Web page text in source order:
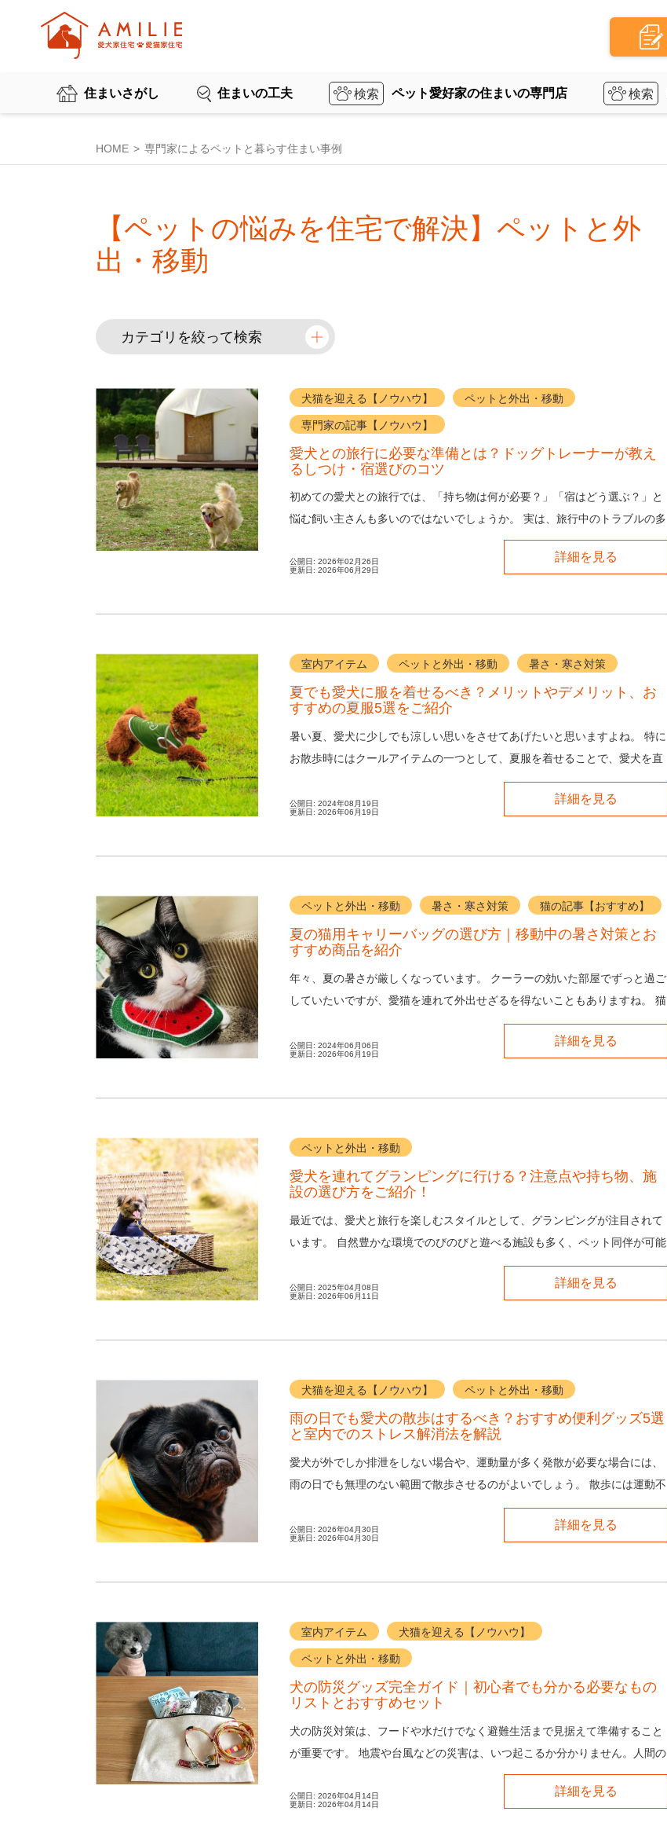
住まいさがし 住まいの工夫 ペット愛好家の住まいの専門店
HOME 専門家によるペットと暮らす住まい事例
【ペットの悩みを住宅で解決】ペットと外
出・移動
カテゴリを絞って検索
犬猫を迎える【ノウハウ】 ペットと外出・移動
専門家の記事【ノウハウ】
愛犬との旅行に必要な準備とは？ドッグトレーナーが教え
るしつけ・宿選びのコツ
初めての愛犬との旅行では、「持ち物は何が必要？」「宿はどう選ぶ？」と
悩む飼い主さんも多いのではないでしょうか。 実は、旅行中のトラブルの多
くは事前準備で防ぐことができます。持ち物や健康管理...
公開日: 2026年02月26日
更新日: 2026年06月29日
詳細を見る
室内アイテム ペットと外出・移動 暑さ・寒さ対策
夏でも愛犬に服を着せるべき？メリットやデメリット、お
すすめの夏服5選をご紹介
暑い夏、愛犬に少しでも涼しい思いをさせてあげたいと思いますよね。 特に
お散歩時にはクールアイテムの一つとして、夏服を着せることで、愛犬を直
射日光や地面の照り返しから守ることができます。 ...
公開日: 2024年08月19日
更新日: 2026年06月19日
詳細を見る
ペットと外出・移動 暑さ・寒さ対策 猫の記事【おすすめ】
夏の猫用キャリーバッグの選び方｜移動中の暑さ対策とお
すすめ商品を紹介
年々、夏の暑さが厳しくなっています。 クーラーの効いた部屋でずっと過ご
していたいですが、愛猫を連れて外出せざるを得ないこともありますね。 猫
は汗をかかないので、体温調節がとても苦手です。愛猫...
公開日: 2024年06月06日
更新日: 2026年06月19日
詳細を見る
ペットと外出・移動
愛犬を連れてグランピングに行ける？注意点や持ち物、施
設の選び方をご紹介！
最近では、愛犬と旅行を楽しむスタイルとして、グランピングが注目されて
います。 自然豊かな環境でのびのびと遊べる施設も多く、ペット同伴が可能
な場所も少しずつ増えています。 手軽で快適な...
公開日: 2025年04月08日
更新日: 2026年06月11日
詳細を見る
犬猫を迎える【ノウハウ】 ペットと外出・移動
雨の日でも愛犬の散歩はするべき？おすすめ便利グッズ5選
と室内でのストレス解消法を解説
愛犬が外でしか排泄をしない場合や、運動量が多く発散が必要な場合には、
雨の日でも無理のない範囲で散歩させるのがよいでしょう。 散歩には運動不
足の解消だけでなく、外の空気に触れてリフレッシュす...
公開日: 2026年04月30日
更新日: 2026年04月30日
詳細を見る
室内アイテム 犬猫を迎える【ノウハウ】
ペットと外出・移動
犬の防災グッズ完全ガイド｜初心者でも分かる必要なもの
リストとおすすめセット
犬の防災対策は、フードや水だけでなく避難生活まで見据えて準備すること
が重要です。 地震や台風などの災害は、いつ起こるか分かりません。人間の
備えはしていても「愛犬のための防災対策」は後回しに...
公開日: 2026年04月14日
更新日: 2026年04月14日
詳細を見る